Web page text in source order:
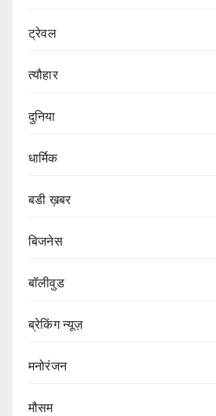
ट्रेवल
त्यौहार
दुनिया
धार्मिक
बडी ख़बर
बिजनेस
बॉलीवुड
ब्रेकिंग न्यूज़
मनोरंजन
मौसम